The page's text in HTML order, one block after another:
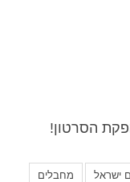
הסרטון!
ישראל מחבלים